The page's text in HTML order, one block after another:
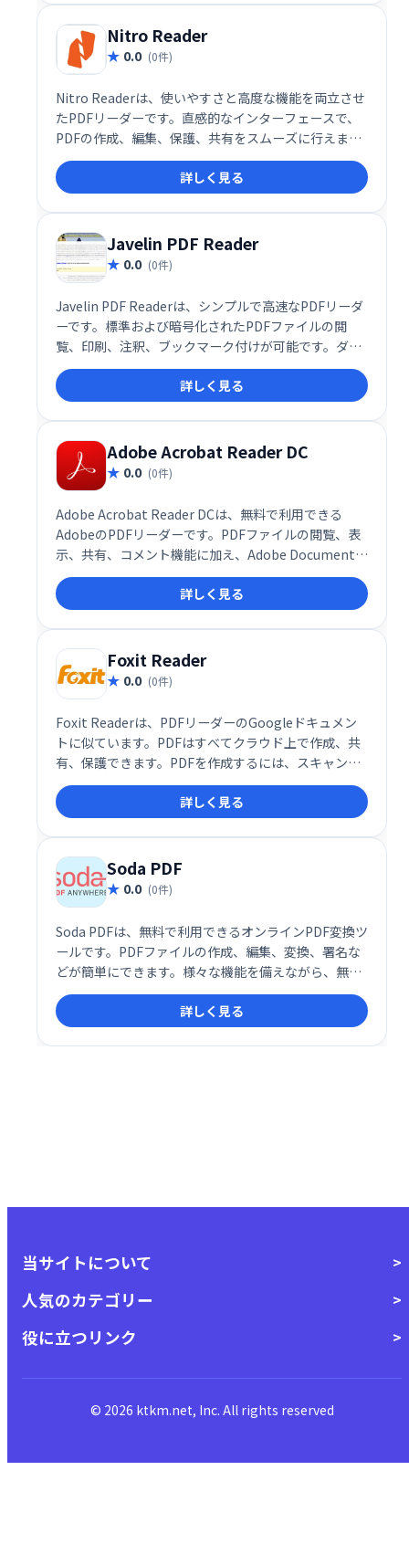
Nitro Reader
0.0 (0件)
Nitro Readerは、使いやすさと高度な機能を両立させ
たPDFリーダーです。直感的なインターフェースで、
PDFの作成、編集、保護、共有をスムーズに行えま
す。ドラッグ＆ドロップで簡単にPDFを作成し、カラ
ー、フォント、向きなどを自由にカスタマイズできま
す。PDFファイルの閲覧、編集、管理を効率化したい
方におすすめです。
詳しく見る
Javelin PDF Reader
0.0 (0件)
Javelin PDF Readerは、シンプルで高速なPDFリーダ
ーです。標準および暗号化されたPDFファイルの閲
覧、印刷、注釈、ブックマーク付けが可能です。ダウ
ンロードサイズはわずか2MBで、余計な機能がないた
め、サクサク動作します。PDFを素早く確認したい
方、メモを取りたい方に最適です。
詳しく見る
Adobe Acrobat Reader DC
0.0 (0件)
Adobe Acrobat Reader DCは、無料で利用できる
AdobeのPDFリーダーです。PDFファイルの閲覧、表
示、共有、コメント機能に加え、Adobe Document
CloudやBox、Dropbox、Microsoft OneDriveなどの
クラウドストレージサービスとの連携も可能です。場
所やデバイスを選ばず、PDFをスムーズに操作できま
す。
詳しく見る
Foxit Reader
0.0 (0件)
Foxit Readerは、PDFリーダーのGoogleドキュメン
トに似ています。PDFはすべてクラウド上で作成、共
有、保護できます。PDFを作成するには、スキャンを
アップロードし、Word文書、PowerPointプレゼンテ
ーション、Excelシートを変換し、複数のPDFを新しい
ファイルに結合することもできます。
詳しく見る
Soda PDF
0.0 (0件)
Soda PDFは、無料で利用できるオンラインPDF変換ツ
ールです。PDFファイルの作成、編集、変換、署名な
どが簡単にできます。様々な機能を備えながら、無料
で利用できるため、個人利用からビジネス利用まで幅
広く活用できます。手軽にPDFを操作したい方に最適
です。
詳しく見る
当サイトについて
人気のカテゴリー
役に立つリンク
© 2026 ktkm.net, Inc. All rights reserved